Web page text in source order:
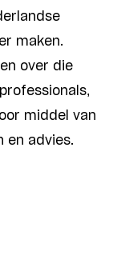
maken.
over die
middel van
en advies.